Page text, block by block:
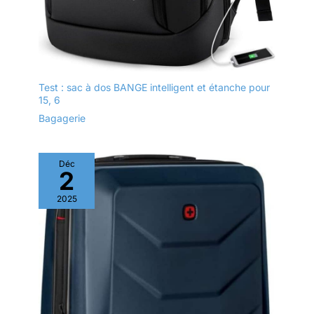
Test : sac à dos BANGE intelligent et étanche pour
15, 6
Bagagerie
Déc
2
2025